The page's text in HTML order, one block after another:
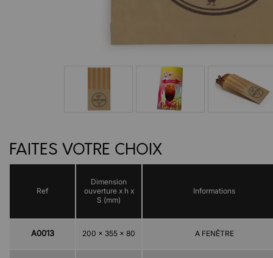
FAITES VOTRE CHOIX
Ref
Dimension
ouverture x h x
S (mm)
Informations
A0013 200 x 355 x 80 A FENÊTRE